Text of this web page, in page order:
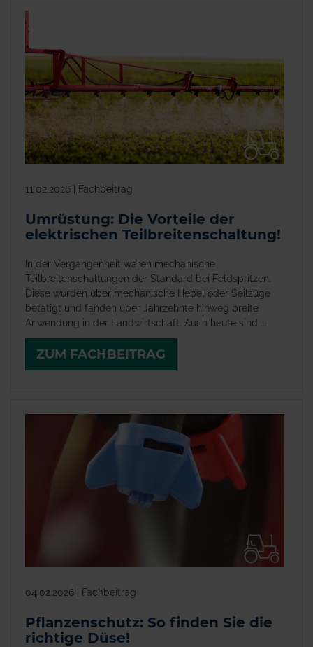
11.02.2026 | Fachbeitrag
Umrüstung: Die Vorteile der
elektrischen Teilbreitenschaltung!
In der Vergangenheit waren mechanische
Teilbreitenschaltungen der Standard bei Feldspritzen.
Diese wurden über mechanische Hebel oder Seilzüge
betätigt und fanden über Jahrzehnte hinweg breite
Anwendung in der Landwirtschaft. Auch heute sind ...
ZUM FACHBEITRAG
04.02.2026 | Fachbeitrag
Pflanzenschutz: So finden Sie die
richtige Düse!